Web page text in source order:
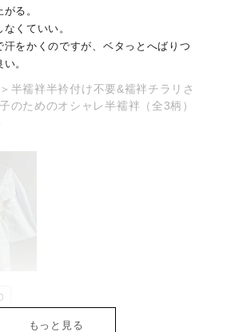
る。
くていい。
汗をかくのですが、ベタっとへばりつ
。
半襦袢半衿付け不要&襦袢チラリさ
のためのオシャレ半襦袢（全3柄）
0
もっと見る